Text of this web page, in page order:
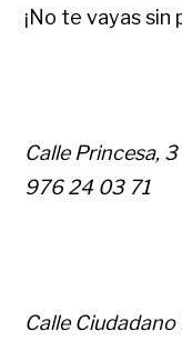
¡No te vayas
Calle Princesa, 3
976 24 03 71
Calle Ciudadano